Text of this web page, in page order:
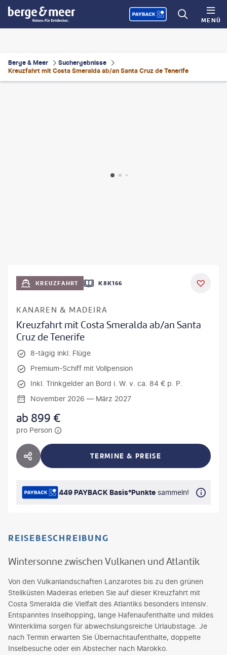
MENÜ
Berge & Meer
Suchergebnisse
Kreuzfahrt mit Costa Smeralda ab/an Santa Cruz de Tenerife
KREUZFAHRT K8K166
KANAREN & MADEIRA
Kreuzfahrt mit Costa Smeralda ab/an Santa
Cruz de Tenerife
8-tägig inkl. Flüge
Premium-Schiff mit Vollpension
Inkl. Trinkgelder an Bord i. W. v. ca. 84 € p. P.
November 2026 — März 2027
ab 899 €
pro Person
HOTEL TEILEN TERMINE & PREISE
449 PAYBACK Basis°Punkte sammeln!
REISEBESCHREIBUNG
Wintersonne zwischen Vulkanen und Atlantik
Von den Vulkanlandschaften Lanzarotes bis zu den grünen
Steilküsten Madeiras erleben Sie auf dieser Kreuzfahrt mit
Costa Smeralda die Vielfalt des Atlantiks besonders intensiv.
Entspanntes Inselhopping, lange Hafenaufenthalte und mildes
Winterklima sorgen für abwechslungsreiche Urlaubstage. Je
nach Termin erwarten Sie Übernachtaufenthalte, doppelte
Inselbesuche oder ein Abstecher nach Marokko.